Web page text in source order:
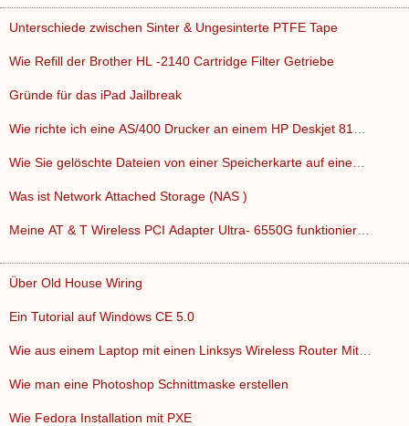
Unterschiede zwischen Sinter & Ungesinterte PTFE Tape
Wie Refill der Brother HL -2140 Cartridge Filter Getriebe
Gründe für das iPad Jailbreak
Was ist Network Attached Storage (NAS )
Über Old House Wiring
Ein Tutorial auf Windows CE 5.0
Wie man eine Photoshop Schnittmaske erstellen
Wie Fedora Installation mit PXE